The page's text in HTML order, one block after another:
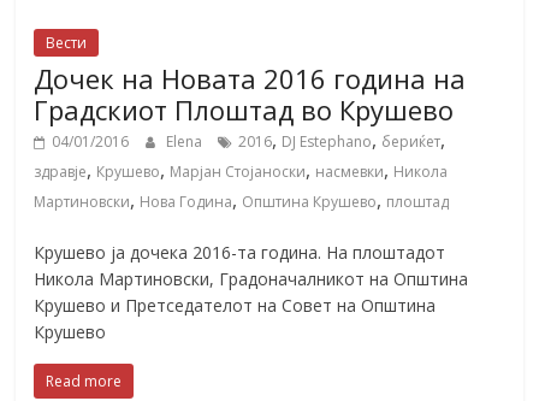
Вести
Дочек на Новата 2016 година на
Градскиот Плоштад во Крушево
04/01/2016 Elena 2016, DJ Estephano, бериќет,
здравје, Крушево, Марјан Стојаноски, насмевки, Никола
Мартиновски, Нова Година, Општина Крушево, плоштад
Крушево ја дочека 2016-та година. На плоштадот
Никола Мартиновски, Градоначалникот на Општина
Крушево и Претседателот на Совет на Општина
Крушево
Read more